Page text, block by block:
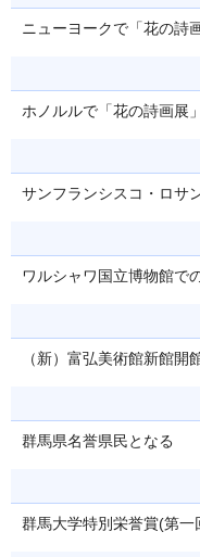
ニューヨークで「花の詩
ホノルルで「花の詩画展」
サンフランシスコ・ロサ
ワルシャワ国立博物館で
（新）富弘美術館新館開
群馬県名誉県民となる
群馬大学特別栄誉賞(第一